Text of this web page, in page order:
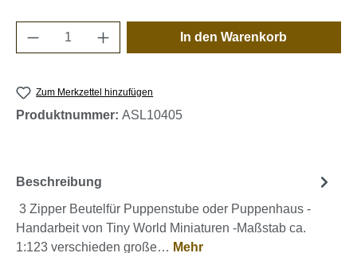
Produkt Anzahl: Gib den gewünschten
In den Warenkorb
Zum Merkzettel hinzufügen
Produktnummer: ASL10405
Beschreibung
3 Zipper Beutelfür Puppenstube oder Puppenhaus -
Handarbeit von Tiny World Miniaturen -Maßstab ca.
1:123 verschieden große… Mehr